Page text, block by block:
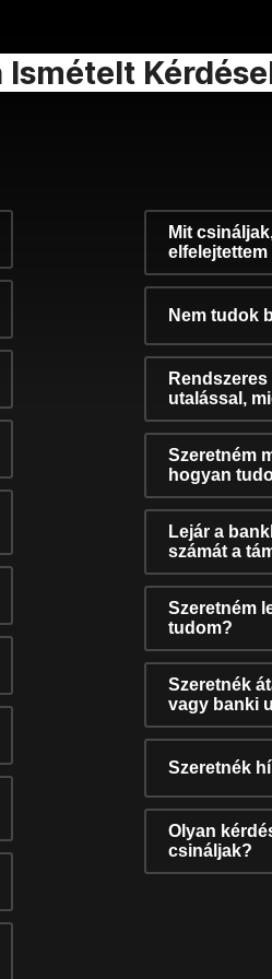
Ismételt
Mit
elfelejtettem
Nem tudok
utalással,
Szeretném
hogyan
Lejár a
számát a
Szeretném
tudom?
Szeretnék
vagy banki
Szeretnék
Olyan
csináljak?